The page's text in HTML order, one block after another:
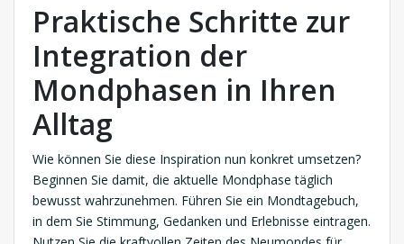
Praktische Schritte zur
Integration der
Mondphasen in Ihren
Alltag
Wie können Sie diese Inspiration nun konkret umsetzen?
Beginnen Sie damit, die aktuelle Mondphase täglich
bewusst wahrzunehmen. Führen Sie ein Mondtagebuch,
in dem Sie Stimmung, Gedanken und Erlebnisse eintragen.